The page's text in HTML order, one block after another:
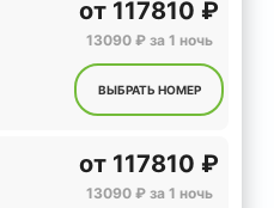
от 117810 ₽
13090 ₽ за 1 ночь
ВЫБРАТЬ НОМЕР
от 117810 ₽
13090 ₽ за 1 ночь